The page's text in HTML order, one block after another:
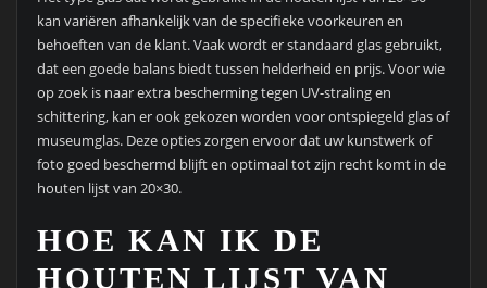
kan variëren afhankelijk van de specifieke voorkeuren en
behoeften van de klant. Vaak wordt er standaard glas gebruikt,
dat een goede balans biedt tussen helderheid en prijs. Voor wie
op zoek is naar extra bescherming tegen UV-straling en
schittering, kan er ook gekozen worden voor ontspiegeld glas of
museumglas. Deze opties zorgen ervoor dat uw kunstwerk of
foto goed beschermd blijft en optimaal tot zijn recht komt in de
houten lijst van 20×30.
HOE KAN IK DE
HOUTEN LIJST VAN